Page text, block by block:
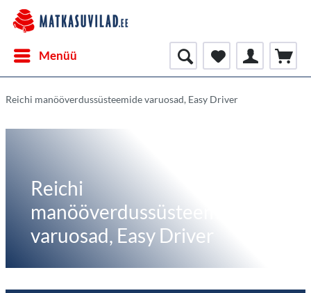
Menüü
Reichi manööverdussüsteemide varuosad, Easy Driver
Reichi
manööverdussüsteemide
varuosad, Easy Driver